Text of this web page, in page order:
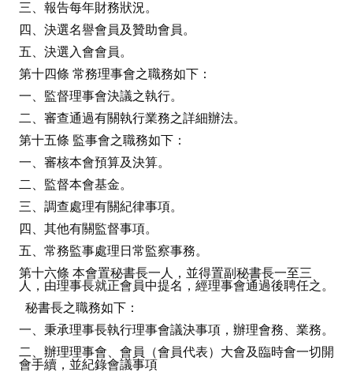
三、報告每年財務狀況。
四、決選名譽會員及贊助會員。
五、決選入會會員。
第十四條 常務理事會之職務如下：
一、監督理事會決議之執行。
二、審查通過有關執行業務之詳細辦法。
第十五條 監事會之職務如下：
一、審核本會預算及決算。
二、監督本會基金。
三、調查處理有關紀律事項。
四、其他有關監督事項。
五、常務監事處理日常監察事務。
第十六條 本會置秘書長一人，並得置副秘書長一至三
人，由理事長就正會員中提名，經理事會通過後聘任之。
秘書長之職務如下：
一、秉承理事長執行理事會議決事項，辦理會務、業務。
二、辦理理事會、會員（會員代表）大會及臨時會一切開
會手續，並紀錄會議事項